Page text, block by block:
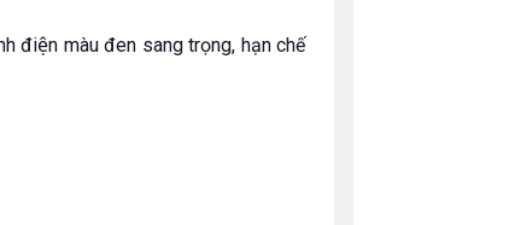
điện màu đen sang trọng, hạn chế